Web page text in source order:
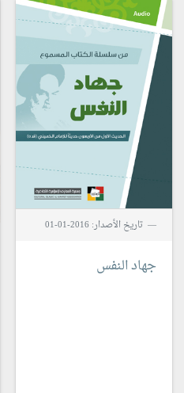
تاريخ الأصدار: 2016-01-01
جهاد النفس